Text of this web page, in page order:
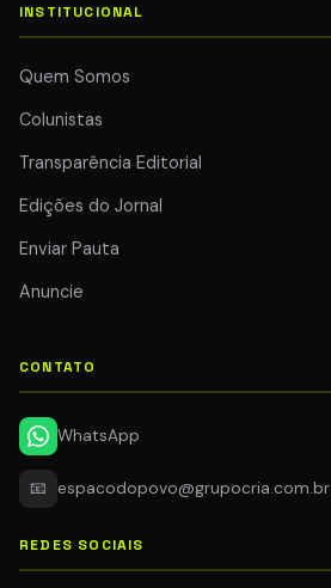
INSTITUCIONAL
Quem Somos
Colunistas
Transparência Editorial
Edições do Jornal
Enviar Pauta
Anuncie
CONTATO
WhatsApp
📧 espacodopovo@grupocria.com.br
REDES SOCIAIS